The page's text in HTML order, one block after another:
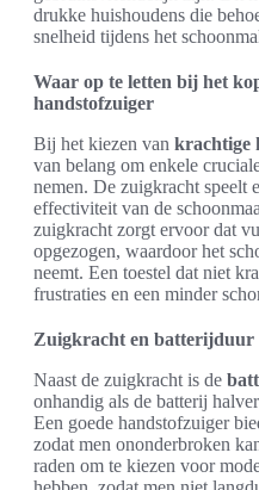
drukke huishoudens die
snelheid tijdens het
Waar op te letten bij het
handstofzuiger
Bij het kiezen van krachtige
van belang om enkele
nemen. De zuigkracht speelt
effectiviteit van de
zuigkracht zorgt ervoor dat
opgezogen, waardoor het
neemt. Een toestel dat niet
frustraties en een minder
Zuigkracht en batterijduur
Naast de zuigkracht is de
onhandig als de batterij
Een goede handstofzuiger
zodat men ononderbroken
raden om te kiezen voor